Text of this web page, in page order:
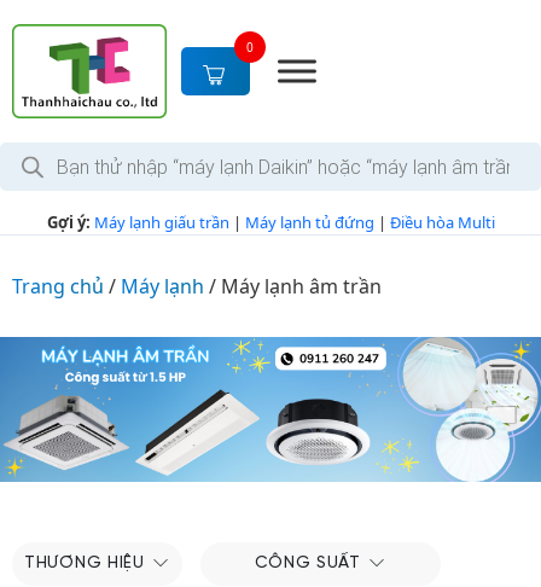
c
n
0
T
m
i
p
Gợi ý: Máy lạnh giấu trần | Máy lạnh tủ đứng | Điều hòa Multi
Trang chủ / Máy lạnh / Máy lạnh âm trần
THƯƠNG HIỆU CÔNG SUẤT